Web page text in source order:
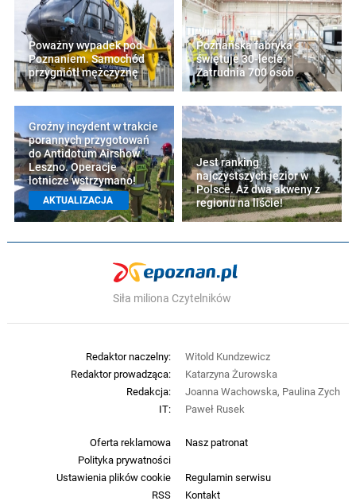
Poważny wypadek pod
Poznaniem. Samochód
przygniótł mężczyznę
Poznańska fabryka
świętuje 30-lecie.
Zatrudnia 700 osób
Groźny incydent w trakcie
porannych przygotowań
do Antidotum Airshow
Leszno. Operacje
lotnicze wstrzymano!
AKTUALIZACJA
Jest ranking
najczystszych jezior w
Polsce. Aż dwa akweny z
regionu na liście!
Siła miliona Czytelników
Oferta reklamowa
Nasz patronat
Polityka prywatności
Ustawienia plików cookie
Regulamin serwisu
RSS
Kontakt
Redaktor naczelny:
Witold Kundzewicz
Redaktor prowadząca:
Katarzyna Żurowska
Redakcja:
Joanna Wachowska, Paulina Zych
IT:
Paweł Rusek